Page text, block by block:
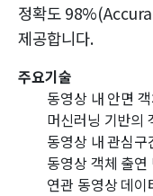
정확도
제공합니다.
주요기술
동영상 내 안면
머신러닝 기반의
동영상 내 관심
동영상 객체 출
연관 동영상 데